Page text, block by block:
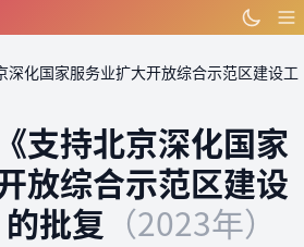
深化国家服务业扩大开放综合示范区建设工
支持北京深化国家
放综合示范区建设
批复 （2023年）